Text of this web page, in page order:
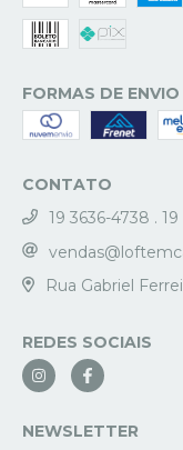
FORMAS DE ENVIO
CONTATO
19 3636-4738 .
Rua Gabriel
REDES SOCIAIS
NEWSLETTER